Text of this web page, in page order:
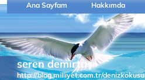
Ana Sayfam Hakkımda
seren demirtaş
http://blog.milliyet.com.tr/denizkokusu